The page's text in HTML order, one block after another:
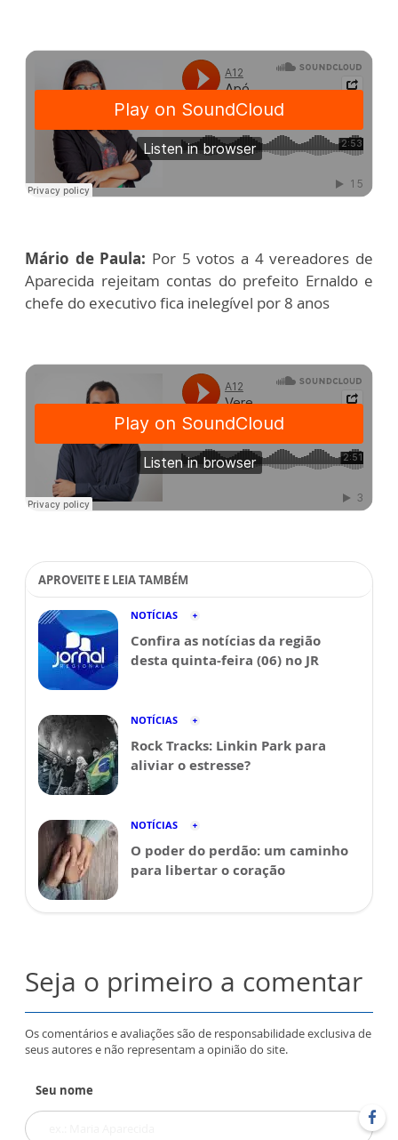
Mário de Paula: Por 5 votos a 4 vereadores de
Aparecida rejeitam contas do prefeito Ernaldo e
chefe do executivo fica inelegível por 8 anos
APROVEITE E LEIA TAMBÉM
NOTÍCIAS
Confira as notícias da região
desta quinta-feira (06) no JR
NOTÍCIAS
Rock Tracks: Linkin Park para
aliviar o estresse?
NOTÍCIAS
O poder do perdão: um caminho
para libertar o coração
Seja o primeiro a comentar
Os comentários e avaliações são de responsabilidade exclusiva de
seus autores e não representam a opinião do site.
Seu nome